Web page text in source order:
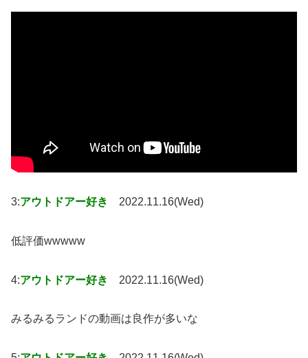
3:アウトドアー好き 2022.11.16(Wed)
低評価wwwww
4:アウトドアー好き 2022.11.16(Wed)
みるみるランドの動画は良作が多いな